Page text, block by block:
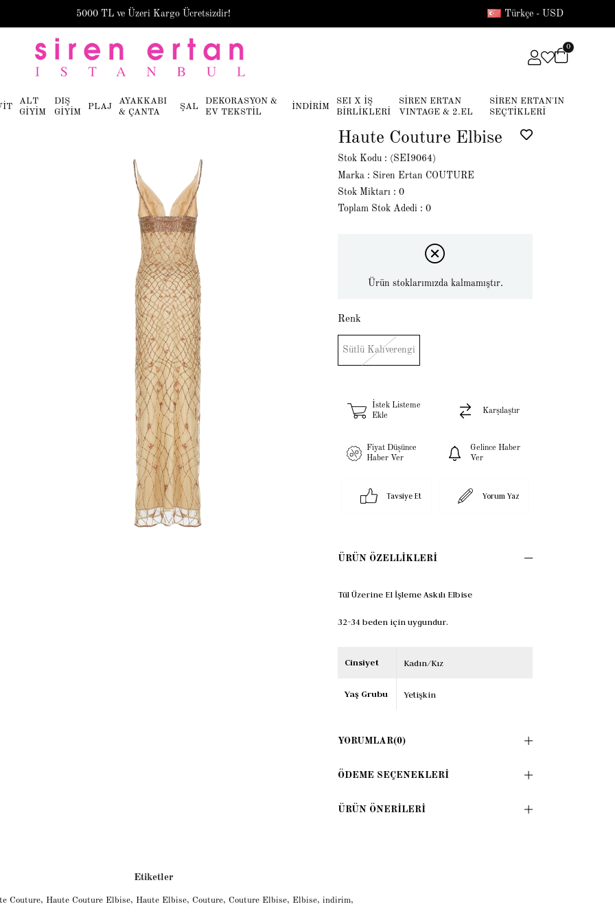
5000 TL ve Üzeri Kargo Ücretsizdir! Türkçe - USD
0
ALT
GİYİM
DIŞ
GİYİM
PLAJ
AYAKKABI
& ÇANTA
ŞAL
DEKORASYON &
EV TEKSTİL
İNDİRİM
SEI X İŞ
BİRLİKLERİ
SİREN ERTAN
VINTAGE & 2.EL
SİREN ERTAN'IN
SEÇTİKLERİ
Haute Couture Elbise
Stok Kodu
(SEI9064)
Marka : Siren Ertan COUTURE
Stok Miktarı : 0
Toplam Stok Adedi : 0
Ürün stoklarımızda kalmamıştır.
Renk
Sütlü Kahverengi
İstek Listeme
Ekle
Karşılaştır
Fiyat Düşünce
Haber Ver
Gelince Haber
Ver
Tavsiye Et Yorum Yaz
ÜRÜN ÖZELLIKLERI
Tül Üzerine El İşleme Askılı Elbise
32-34 beden için uygundur.
Cinsiyet Kadın/Kız
Yaş Grubu Yetişkin
YORUMLAR(0)
ÖDEME SEÇENEKLERI
ÜRÜN ÖNERILERI
Etiketler
Couture, Haute Couture Elbise, Haute Elbise, Couture, Couture Elbise, Elbise, indirim,